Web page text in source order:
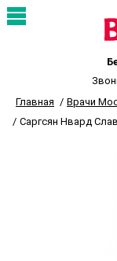
Главная Врачи
Саргсян Нвард